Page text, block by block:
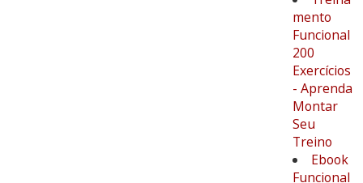
mento
Funcional
200
Exercícios
- Aprenda
Montar
Seu
Treino
Ebook
Funcional